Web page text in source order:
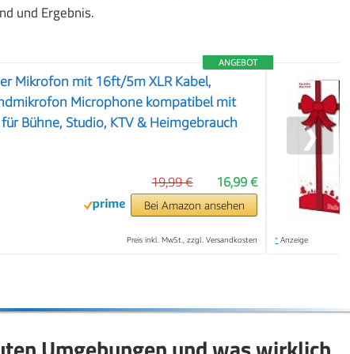
und Ergebnis.
ANGEBOT
Mikrofon mit 16ft/5m XLR Kabel,
Microphone kompatibel mit
Bühne, Studio, KTV & Heimgebrauch
16,99 €
19,99 €
Bei Amazon ansehen
Preis inkl. MwSt., zzgl. Versandkosten * Anzeige
❯